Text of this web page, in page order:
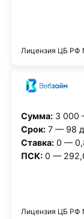
Лицензия ЦБ РФ
Сумма:3 000
Срок:7 — 98
Ставка:0 —
ПСК:0 —
Лицензия ЦБ РФ